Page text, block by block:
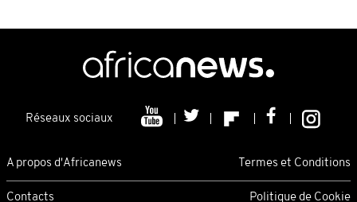
Réseaux sociaux
A propos d'Africanews Termes et Conditions
Contacts Politique de Cookie